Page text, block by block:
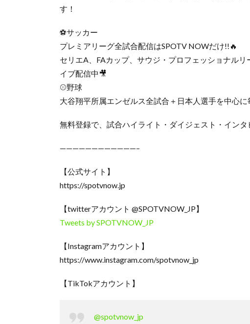
す！
⚽️サッカー
プレミアリーグ全試合配信はSPOTV NOWだけ!!🔥
セリエA、FAカップ、サウジ・プロフェッショナル
イブ配信中🎥
⚾️野球
大谷翔平所属エンゼルス全試合＋日本人選手を中心
無料登録で、試合ハイライト・ダイジェスト・イン
————————————–
【公式サイト】
https://spotvnow.jp​​​​​​​​​​
【twitterアカウント @SPOTVNOW_JP】
Tweets by SPOTVNOW_JP
【Instagramアカウント】
https://www.instagram.com/spotvnow_jp
【TikTokアカウント】
@spotvnow_jp